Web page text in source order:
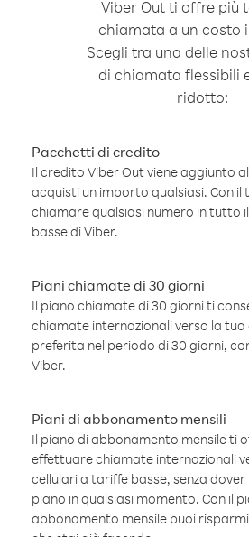
Viber Out ti offre più
chiamata a un costo
Scegli tra una delle
di chiamata flessibili
ridotto:
Pacchetti di credito
Il credito Viber Out viene aggiunto
acquisti un importo qualsiasi. Con
chiamare qualsiasi numero in tutto
basse di Viber.
Piani chiamate di 30 giorni
Il piano chiamate di 30 giorni ti
chiamate internazionali verso la tua
preferita nel periodo di 30 giorni,
Viber.
Piani di abbonamento mensili
Il piano di abbonamento mensile ti
effettuare chiamate internazionali
cellulari a tariffe basse, senza
piano in qualsiasi momento. Con il
abbonamento mensile puoi